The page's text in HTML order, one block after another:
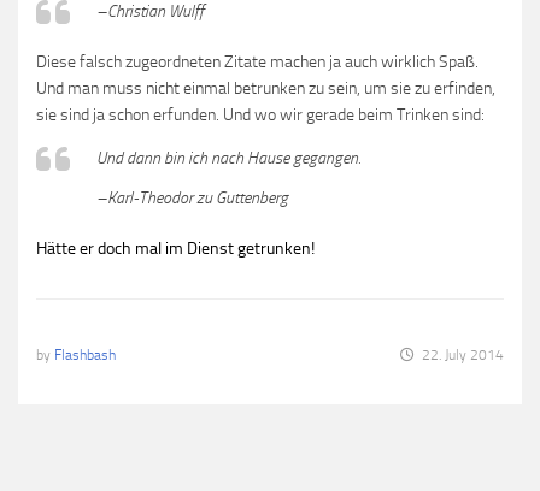
–Christian Wulff
Diese falsch zugeordneten Zitate machen ja auch wirklich Spaß.
Und man muss nicht einmal betrunken zu sein, um sie zu erfinden,
sie sind ja schon erfunden. Und wo wir gerade beim Trinken sind:
Und dann bin ich nach Hause gegangen.
–Karl-Theodor zu Guttenberg
Hätte er doch mal im Dienst getrunken!
by Flashbash 22. July 2014